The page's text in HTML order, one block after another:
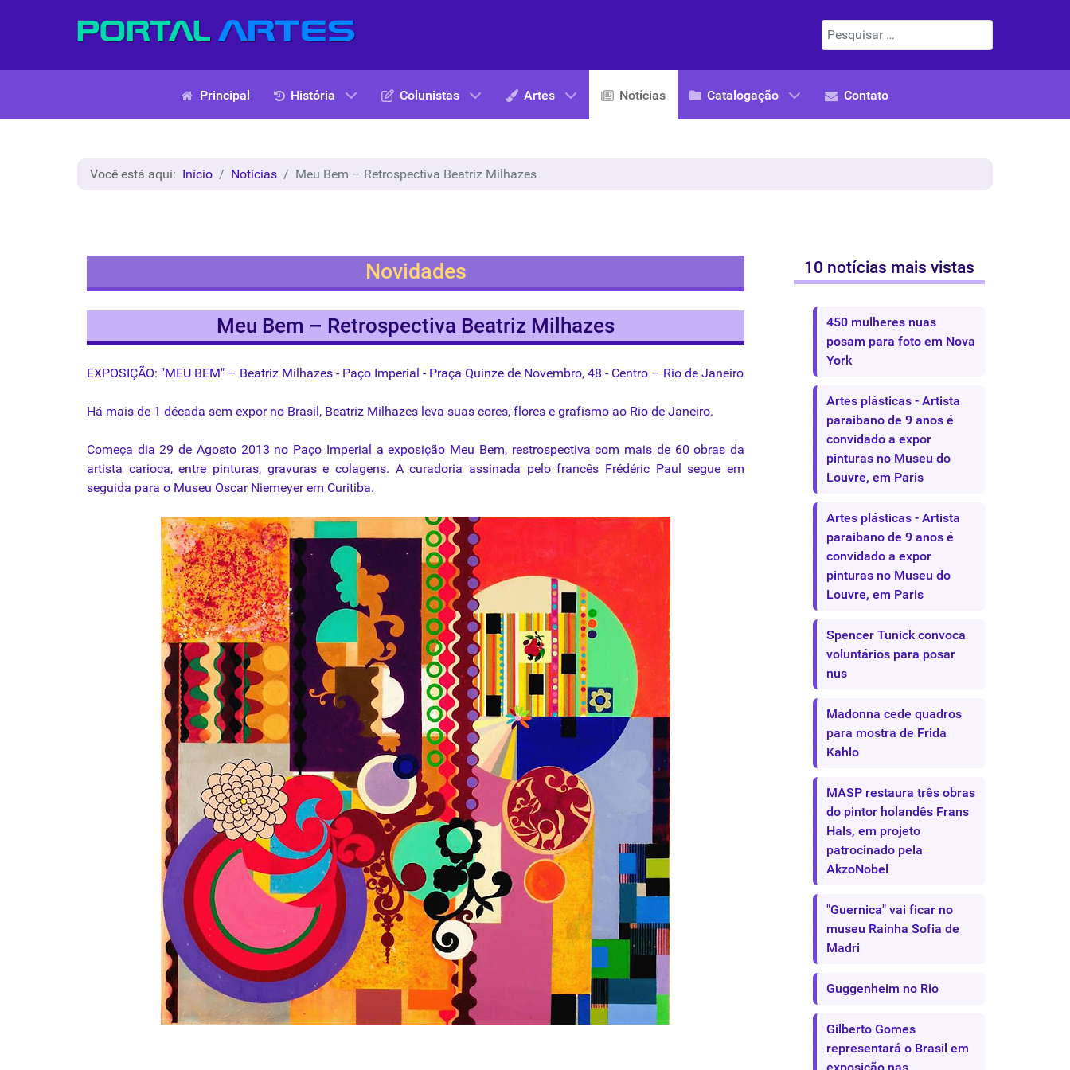
Pesquisar
Principal História Colunistas Artes Notícias Catalogação Contato
Você está aqui: Início Notícias Meu Bem – Retrospectiva Beatriz Milhazes
Novidades
Meu Bem – Retrospectiva Beatriz Milhazes
EXPOSIÇÃO: "MEU BEM" – Beatriz Milhazes - Paço Imperial - Praça Quinze de Novembro, 48 - Centro – Rio de Janeiro
Há mais de 1 década sem expor no Brasil, Beatriz Milhazes leva suas cores, flores e grafismo ao Rio de Janeiro.
Começa dia 29 de Agosto 2013 no Paço Imperial a exposição Meu Bem, restrospectiva com mais de 60 obras da
artista carioca, entre pinturas, gravurase colagens. A curadoria assinada pelo francês Frédéric Paul segue em
seguida para o Museu Oscar Niemeyer em Curitiba.
10 notícias mais vistas
450 mulheres nuas
posam para foto em Nova
York
Artes plásticas - Artista
paraibano de 9 anos é
convidado a expor
pinturas no Museu do
Louvre, em Paris
Artes plásticas - Artista
paraibano de 9 anos é
convidado a expor
pinturas no Museu do
Louvre, em Paris
Spencer Tunick convoca
voluntários para posar
nus
Madonna cede quadros
para mostra de Frida
Kahlo
MASP restaura três obras
do pintor holandês Frans
Hals, em projeto
patrocinado pela
AkzoNobel
"Guernica" vai ficar no
museu Rainha Sofia de
Madri
Guggenheim no Rio
Gilberto Gomes
representará o Brasil em